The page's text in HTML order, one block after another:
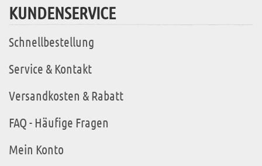
KUNDENSERVICE
Schnellbestellung
Service & Kontakt
Versandkosten & Rabatt
FAQ - Häufige Fragen
Mein Konto